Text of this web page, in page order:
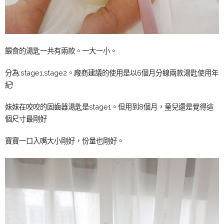
餵食的湯匙一共有兩款。一大一小。
分為:stage1,stage2。廠商建議的使用是以6個月分線兩款湯匙使用年
紀!
妹妹在咬咬的固齒器湯匙是stage1。但用到8個月，童兒還是覺得這
個尺寸最剛好
寶寶一口入嘴大小剛好，份量也剛好。